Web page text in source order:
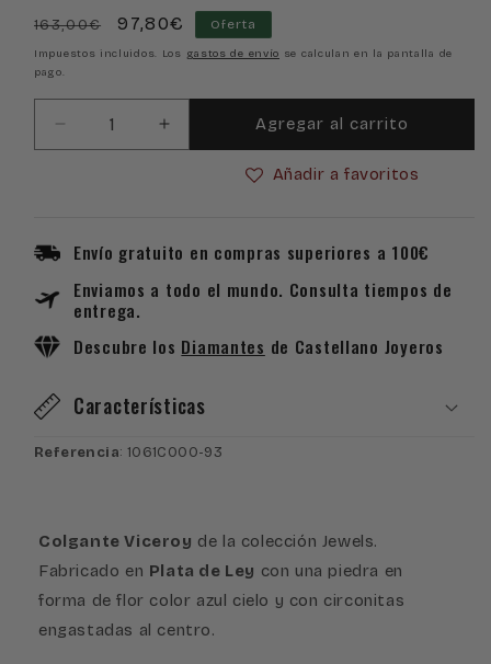
Precio
habitual
163,00€
Precio
de
97,80€ Oferta
Impuestos incluidos. Los gastos de envío se calculan en la pantalla de
pago.
Reducir
cantidad
Flor
en
Plata
de
93
Aumentar
cantidad
Flor
en
de
Ley
93
Agregar al carrito
Añadir a favoritos
Envío gratuito en compras superiores a 100€
Enviamos a todo el mundo. Consulta tiempos de
entrega.
Descubre los Diamantes de Castellano Joyeros
Características
Referencia: 1061C000-93
Colgante Viceroy de la colección Jewels.
Fabricado en Plata de Ley con una piedra en
forma de flor color azul cielo y con circonitas
engastadas al centro.